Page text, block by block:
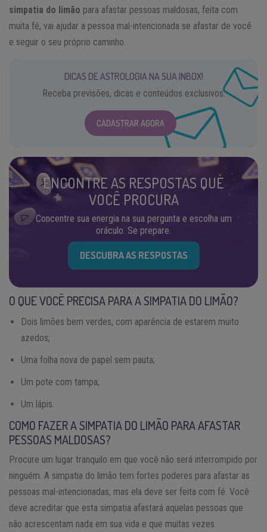
simpatia do limão para afastar pessoas maldosas, feita com
muita fé, vai ajudar a pessoa mal-intencionada se afastar de você
e seguir o seu próprio caminho.
DICAS DE ASTROLOGIA NA SUA INBOX!
Receba previsões, dicas e conteúdos exclusivos.
CADASTRAR AGORA
ENCONTRE AS RESPOSTAS QUE
VOCÊ PROCURA
Concentre sua energia na sua pergunta e escolha um
oráculo. Se prepare.
DESCUBRA AS RESPOSTAS
O QUE VOCÊ PRECISA PARA A SIMPATIA DO LIMÃO?
Dois limões bem verdes, com aparência de estarem muito
azedos;
Uma folha nova de papel sem pauta;
Um pote com tampa;
Um lápis.
COMO FAZER A SIMPATIA DO LIMÃO PARA AFASTAR
PESSOAS MALDOSAS?
Procure um lugar tranquilo em que você não será interrompido por
ninguém. A simpatia do limão tem fortes poderes para afastar as
pessoas mal-intencionadas, mas ela deve ser feita com fé. Você
deve acreditar que esta simpatia afastará aquelas pessoas que
não acrescentam nada em sua vida e que muitas vezes